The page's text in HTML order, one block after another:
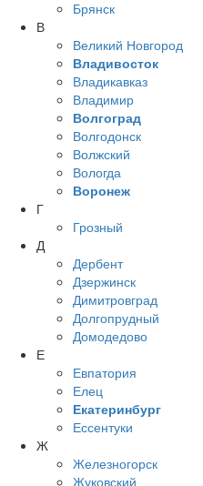
Брянск
В
Великий Новгород
Владивосток
Владикавказ
Владимир
Волгоград
Волгодонск
Волжский
Вологда
Воронеж
Г
Грозный
Д
Дербент
Дзержинск
Димитровград
Долгопрудный
Домодедово
Е
Евпатория
Елец
Екатеринбург
Ессентуки
Ж
Железногорск
Жуковский